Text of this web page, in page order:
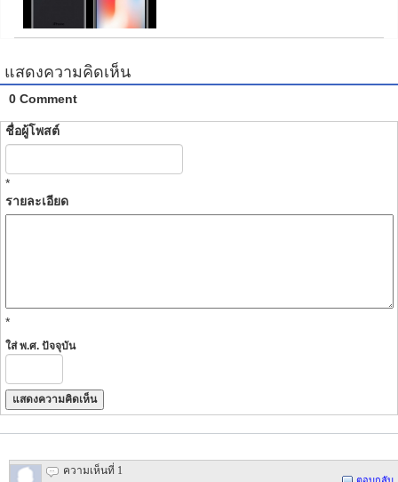
แสดงความคิดเห็น
0 Comment
ชื่อผู้โพสต์
*
รายละเอียด
*
ใส่ พ.ศ. ปัจจุบัน
ความเห็นที่ 1